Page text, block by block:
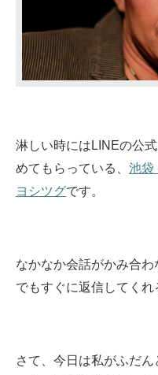
淋しい時にはLINEの公
めてもらっている、 池袋
ヨシツグです。
なかなか会話がかみ合
でもすぐに返信してくれ
さて、今日は私がふだ